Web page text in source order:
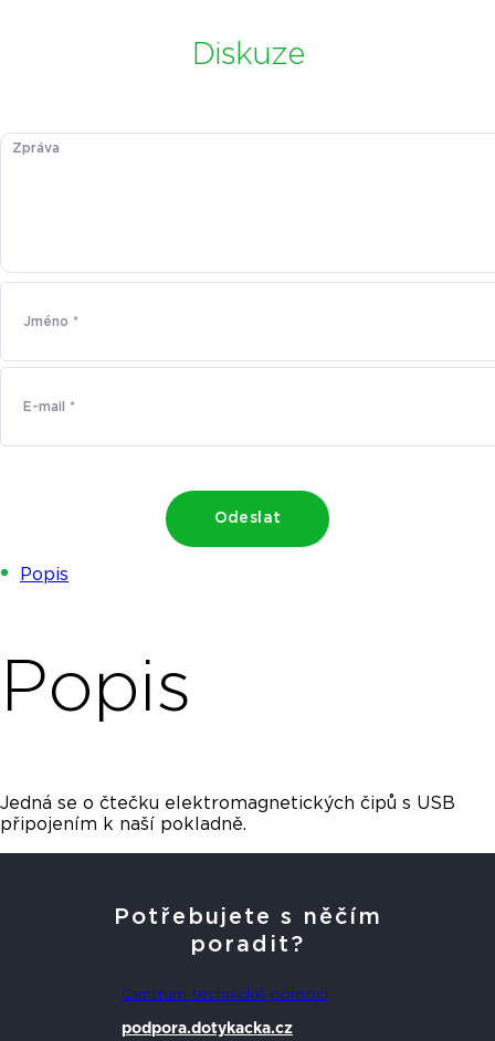
Diskuze
Odeslat
Popis
Popis
Jedná se o čtečku elektromagnetických čipů s USB
připojením k naší pokladně.
Potřebujete s něčím
poradit?
Centrum technické pomoci
podpora.dotykacka.cz